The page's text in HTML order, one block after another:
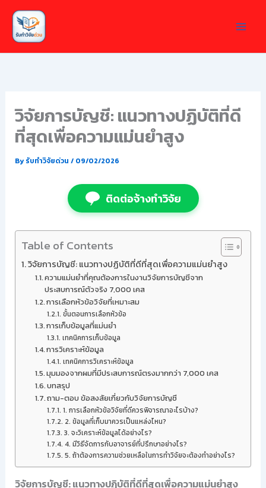
Skip
content
วิจัยการบัญชี: แนวทางปฏิบัติที่ดี
ที่สุดเพื่อความแม่นยำสูง
Byรับทำวิจัยด่วน / 09/02/2026
ติดต่อจ้างทำวิจัย
Table of Contents
วิจัยการบัญชี: แนวทางปฏิบัติที่ดีที่สุดเพื่อความแม่นยำสูง
ความแม่นยำที่คุณต้องการในงานวิจัยการบัญชีจาก
ประสบการณ์ตัวจริง 7,000 เคส
การเลือกหัวข้อวิจัยที่เหมาะสม
ขั้นตอนการเลือกหัวข้อ
การเก็บข้อมูลที่แม่นยำ
เทคนิคการเก็บข้อมูล
การวิเคราะห์ข้อมูล
เทคนิคการวิเคราะห์ข้อมูล
มุมมองจากผมที่มีประสบการณ์ตรงมากกว่า 7,000 เคส
บทสรุป
ถาม-ตอบ ข้อสงสัยเกี่ยวกับวิจัยการบัญชี
1. การเลือกหัวข้อวิจัยที่ดีควรพิจารณาอะไรบ้าง?
2. ข้อมูลที่เก็บมาควรเป็นแหล่งไหน?
3. จะวิเคราะห์ข้อมูลได้อย่างไร?
4. มีวิธีจัดการกับอาจารย์ที่ปรึกษาอย่างไร?
5. ถ้าต้องการความช่วยเหลือในการทำวิจัยจะต้องทำอย่างไร?
วิจัยการบัญชี: แนวทางปฏิบัติที่ดีที่สุดเพื่อความแม่นยำสูง